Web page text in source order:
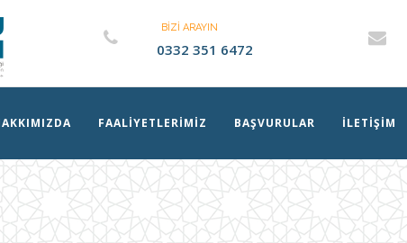
BIZI ARAYIN
0332 351 6472
FAALIYETLERIMIZ BAŞVURULAR İLETIŞIM